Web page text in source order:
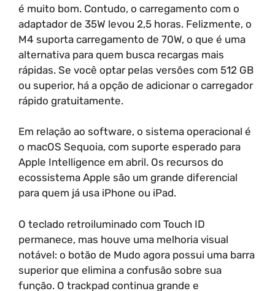
é muito bom. Contudo, o carregamento com o
adaptador de 35W levou 2,5 horas. Felizmente, o
M4 suporta carregamento de 70W, o que é uma
alternativa para quem busca recargas mais
rápidas. Se você optar pelas versões com 512 GB
ou superior, há a opção de adicionar o carregador
rápido gratuitamente.
Em relação ao software, o sistema operacional é
o macOS Sequoia, com suporte esperado para
Apple Intelligence em abril. Os recursos do
ecossistema Apple são um grande diferencial
para quem já usa iPhone ou iPad.
O teclado retroiluminado com Touch ID
permanece, mas houve uma melhoria visual
notável: o botão de Mudo agora possui uma barra
superior que elimina a confusão sobre sua
função. O trackpad continua grande e